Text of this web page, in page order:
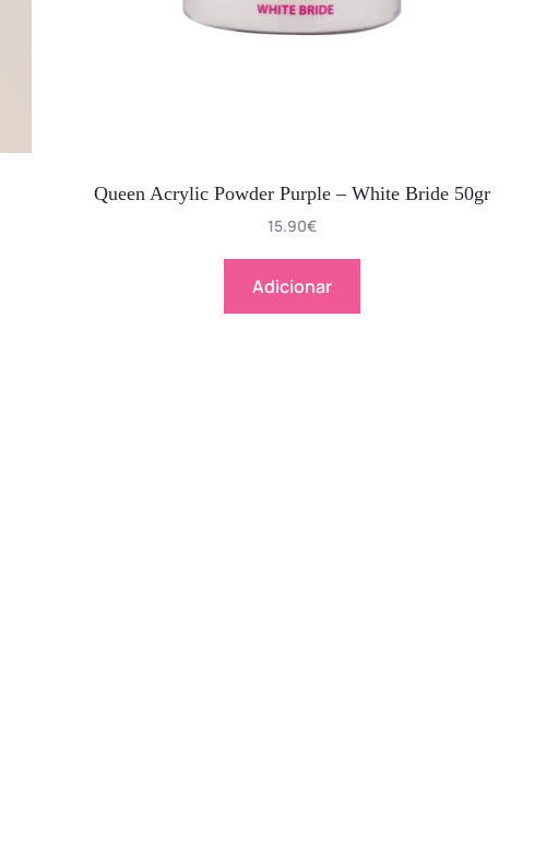
Queen Acrylic Powder Purple – White Bride 50gr
15.90€
Adicionar